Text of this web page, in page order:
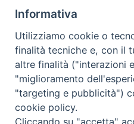
Redazione
Scrivici
Copyright © 2019 -
Informativa
Utilizziamo cookie o
finalità tecniche e, con il
altre finalità ("interazioni
"miglioramento
"targeting e pubblicità")
cookie policy.